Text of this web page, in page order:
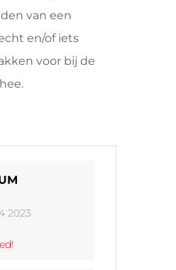
van een
en/of iets
voor bij de
2023